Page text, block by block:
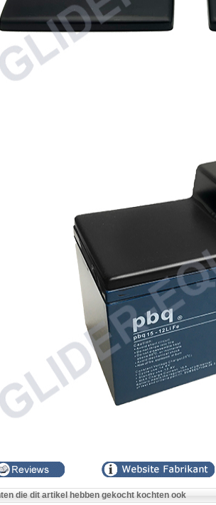
die dit artikel hebben gekocht kochten ook